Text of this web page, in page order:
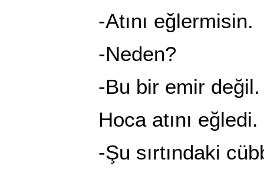
-Atını eğlermisin.
-Neden?
-Bu bir emir değil.
Hoca atını eğledi.
-Şu sırtındaki cübbe